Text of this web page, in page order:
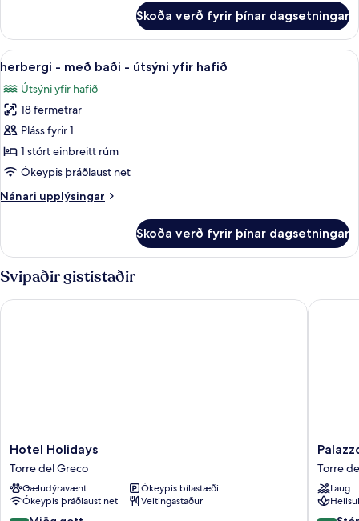
með
tvíbreiðu
rúmi
Skoða verð fyrir þínar dagsetningar
Skoða
allar
myndir
fyrir
herbergi
-
með
-
hafið
herbergi - með baði - útsýni yfir
10
herbergi - með baði - útsýni yfir hafið
Útsýni yfir hafið
18 fermetrar
Pláss fyrir 1
1 stórt einbreitt rúm
Ókeypis þráðlaust net
Nánari upplýsingar
Nánari
-
með
baði
útsýni
Skoða verð fyrir þínar dagsetningar
Svipaðir gististaðir
Hotel
Holidays
Torre
del
Greco
Hotel Holidays
Torre del Greco
Gæludýravænt
Ókeypis bílastæði
Ókeypis þráðlaust net
Veitingastaður
Hotel Holidays
Palazzo
Marage
Torre
del
Greco
Torre
Laug
Palazzo